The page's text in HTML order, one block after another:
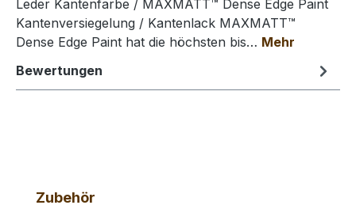
Leder Kantenfarbe / MAXMATT™ Dense Edge Paint
Kantenversiegelung / Kantenlack MAXMATT™
Dense Edge Paint hat die höchsten bis… Mehr
Bewertungen
Produktgalerie überspringen
Zubehör